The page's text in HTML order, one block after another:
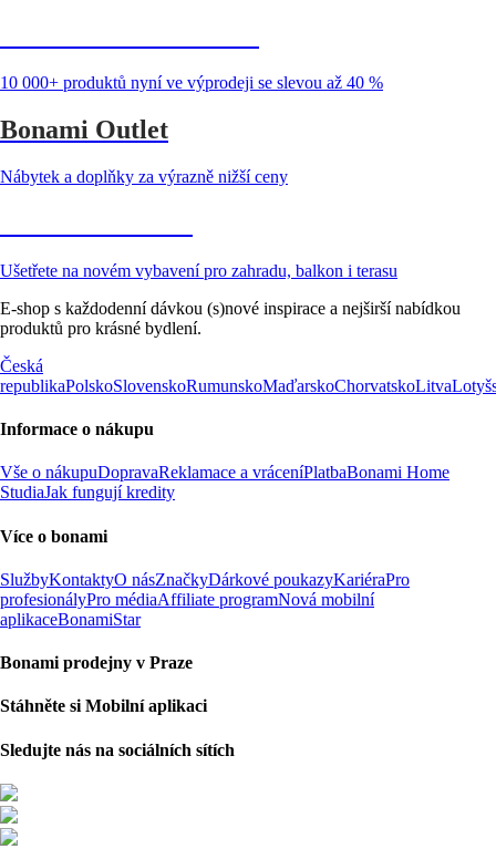
10 000+ produktů nyní ve výprodeji se slevou až 40 %
Bonami Outlet
Nábytek a doplňky za výrazně nižší ceny
Ušetřete na novém vybavení pro zahradu, balkon i terasu
E-shop s každodenní dávkou (s)nové inspirace a nejširší nabídkou
produktů pro krásné bydlení.
Česká
republikaPolskoSlovenskoRumunskoMaďarskoChorvatskoLitva
Informace o nákupu
Vše o nákupuDopravaReklamace a vráceníPlatbaBonami Home
StudiaJak fungují kredity
Více o bonami
SlužbyKontaktyO násZnačkyDárkové poukazyKariéraPro
profesionályPro médiaAffiliate programNová mobilní
aplikaceBonamiStar
Bonami prodejny v Praze
Stáhněte si Mobilní aplikaci
Sledujte nás na sociálních sítích